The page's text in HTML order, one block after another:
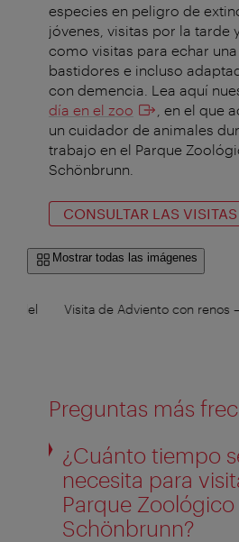
especies en peligro de
jóvenes, visitas por la tarde
como visitas para echar
bastidores e incluso
con demencia. Lea aquí
día en el zoo
, en el que
un cuidador de animales
trabajo en el Parque
Schönbrunn.
CONSULTAR LAS VISITAS
Mostrar todas las imágenes
del Visita de Adviento con renos –
Preguntas más
¿Cuánto tiempo
necesita para
Parque
Schönbrunn?